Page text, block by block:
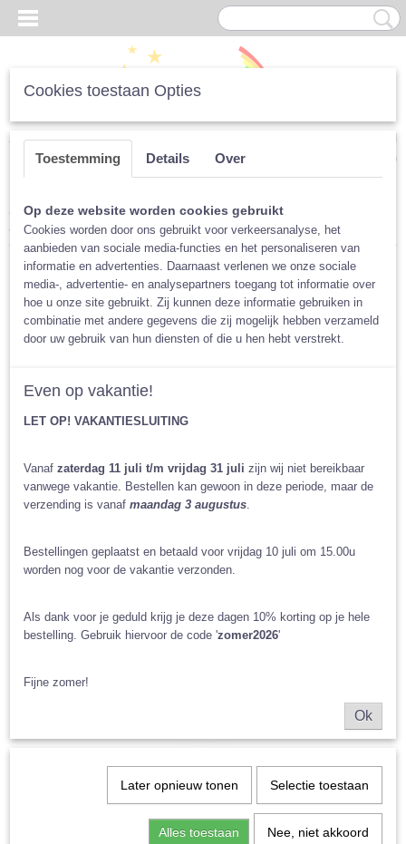
Inloggen Registreren
(0)
Home >Luiers>Per Merk> Popolini>Voordeelpakket Popolini
MaxiSnap
Cookies toestaan Opties
Toestemming Details Over
Op deze website worden cookies gebruikt
Cookies worden door ons gebruikt voor verkeersanalyse, het
aanbieden van sociale media-functies en het personaliseren van
informatie en advertenties. Daarnaast verlenen we onze sociale
media-, advertentie- en analysepartners toegang tot informatie over
hoe u onze site gebruikt. Zij kunnen deze informatie gebruiken in
combinatie met andere gegevens die zij mogelijk hebben verzameld
door uw gebruik van hun diensten of die u hen hebt verstrekt.
Even op vakantie!
LET OP! VAKANTIESLUITING
Vanaf zaterdag 11 juli t/m vrijdag 31 juli zijn wij niet bereikbaar
vanwege vakantie. Bestellen kan gewoon in deze periode, maar de
verzending is vanaf maandag 3 augustus.
Bestellingen geplaatst en betaald voor vrijdag 10 juli om 15.00u
worden nog voor de vakantie verzonden.
Als dank voor je geduld krijg je deze dagen 10% korting op je hele
bestelling. Gebruik hiervoor de code 'zomer2026'
Fijne zomer!
Ok
Later opnieuw tonen Selectie toestaan
Alles toestaan Nee, niet akkoord